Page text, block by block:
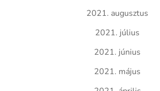
2021. augusztus
2021. július
2021. június
2021. május